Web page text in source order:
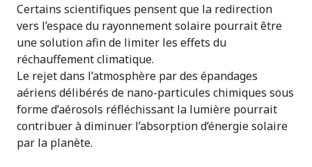
Certains scientifiques pensent que la redirection
vers l’espace du rayonnement solaire pourrait être
une solution afin de limiter les effets du
réchauffement climatique.
Le rejet dans l’atmosphère par des épandages
aériens délibérés de nano-particules chimiques sous
forme d’aérosols réfléchissant la lumière pourrait
contribuer à diminuer l’absorption d’énergie solaire
par la planète.